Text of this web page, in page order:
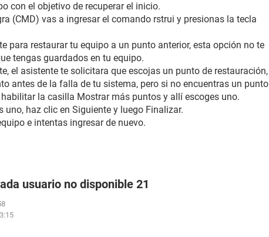
con el objetivo de recuperar el inicio.
(CMD) vas a ingresar el comando rstrui y presionas la tecla
para restaurar tu equipo a un punto anterior, esta opción no te
tengas guardados en tu equipo.
el asistente te solicitara que escojas un punto de restauración,
antes de la falla de tu sistema, pero si no encuentras un punto
la casilla Mostrar más puntos y allí escoges uno.
uno, haz clic en Siguiente y luego Finalizar.
e intentas ingresar de nuevo.
usuario no disponible 21